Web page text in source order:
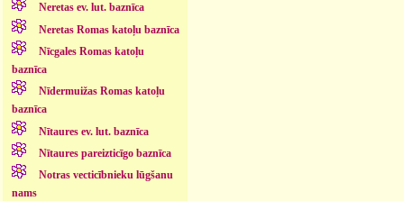
Neretas ev. lut. baznīca
Neretas Romas katoļu baznīca
Nīcgales Romas katoļu
baznīca
Nīdermuižas Romas katoļu
baznīca
Nītaures ev. lut. baznīca
Nītaures pareizticīgo baznīca
Notras vecticībnieku lūgšanu
nams